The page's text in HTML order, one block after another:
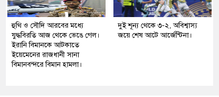
হুথি ও সৌদি আরবের মধ্যে
যুদ্ধবিরতি আজ থেকে ভেঙে গেল।
ইরানি বিমানকে আটকাতে
ইয়েমেনের রাজধানী সানা
বিমানবন্দরে বিমান হামলা।
দুই শূন্য থেকে ৩-২, অবিশ্বাস্য
জয়ে শেষ আটে আর্জেন্টিনা।